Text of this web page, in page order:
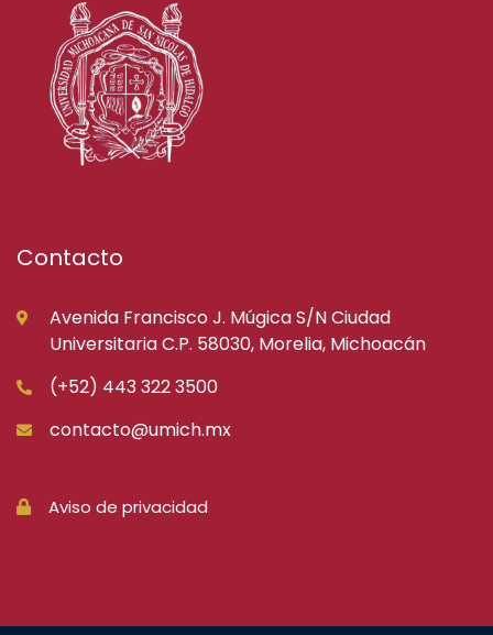
Contacto
Avenida Francisco J. Múgica S/N Ciudad
Universitaria C.P. 58030, Morelia, Michoacán
(+52) 443 322 3500
contacto@umich.mx
Aviso de privacidad